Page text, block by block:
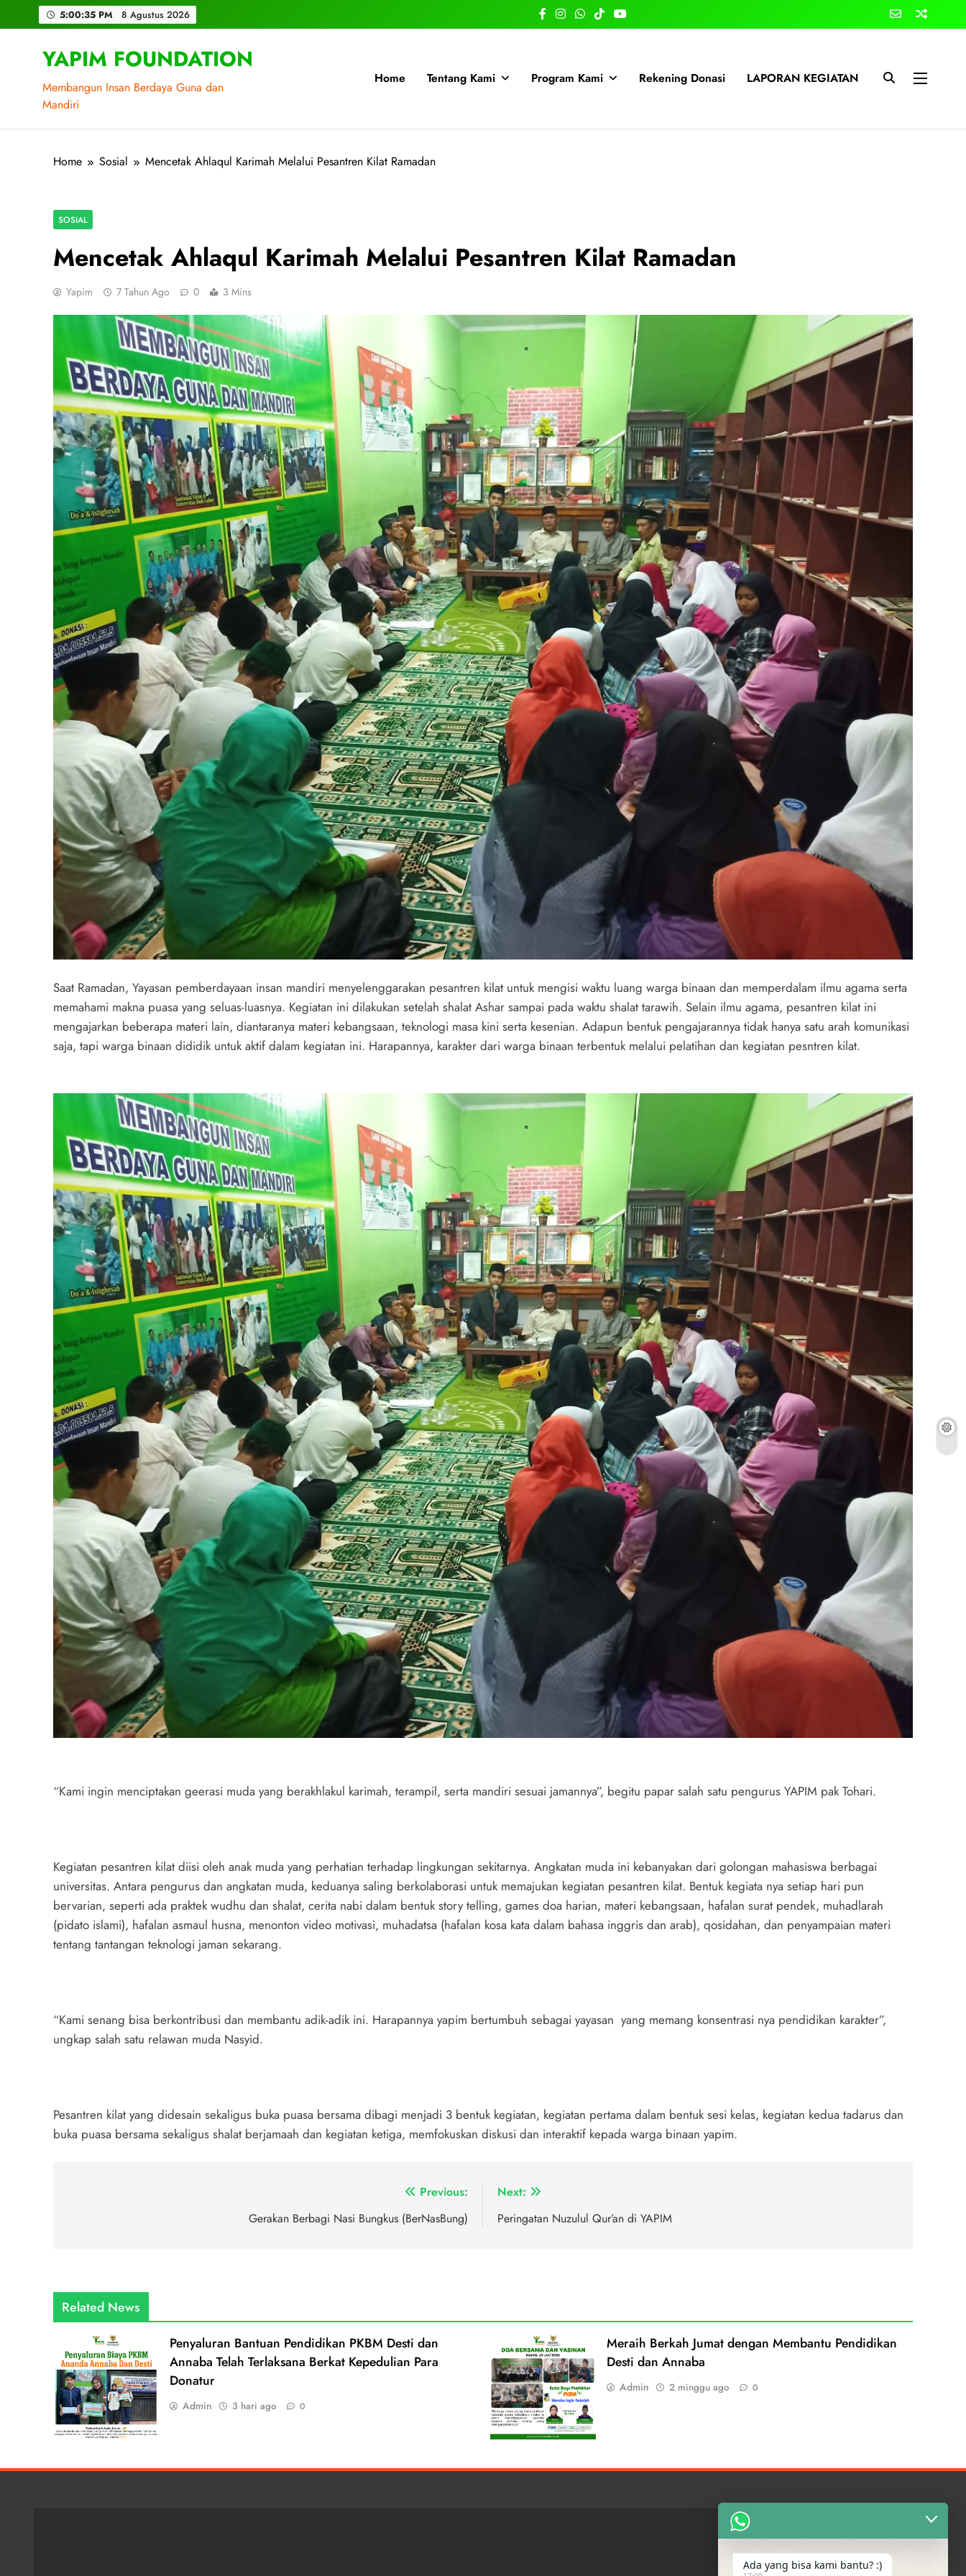
to
5:00:37 PM 8 Agustus 2026
YAPIM FOUNDATION
Membangun Insan Berdaya Guna dan
Mandiri
Home Tentang Kami Program Kami Rekening Donasi LAPORAN KEGIATAN
Home Sosial Mencetak Ahlaqul Karimah Melalui Pesantren Kilat Ramadan
SOSIAL
Mencetak Ahlaqul Karimah Melalui Pesantren Kilat Ramadan
Yapim 7 Tahun Ago 0 3 Mins
Saat Ramadan, Yayasan pemberdayaan insan mandiri menyelenggarakan pesantren kilat untuk mengisi waktu luang warga binaan dan memperdalam ilmu agama serta
memahami makna puasa yang seluas-luasnya. Kegiatan ini dilakukan setelah shalat Ashar sampai pada waktu shalat tarawih. Selain ilmu agama, pesantren kilat ini
mengajarkan beberapa materi lain, diantaranya materi kebangsaan, teknologi masa kini serta kesenian. Adapun bentuk pengajarannya tidak hanya satu arah komunikasi
saja, tapi warga binaan dididik untuk aktif dalam kegiatan ini. Harapannya, karakter dari warga binaan terbentuk melalui pelatihan dan kegiatan pesntren kilat.
“Kami ingin menciptakan geerasi muda yang berakhlakul karimah, terampil, serta mandiri sesuai jamannya”, begitu papar salah satu pengurus YAPIM pak Tohari.
Kegiatan pesantren kilat diisi oleh anak muda yang perhatian terhadap lingkungan sekitarnya. Angkatan muda ini kebanyakan dari golongan mahasiswa berbagai
universitas. Antara pengurus dan angkatan muda, keduanya saling berkolaborasi untuk memajukan kegiatan pesantren kilat. Bentuk kegiata nya setiap hari pun
bervarian, seperti ada praktek wudhu dan shalat, cerita nabi dalam bentuk story telling, games doa harian, materi kebangsaan, hafalan surat pendek, muhadlarah
(pidato islami), hafalan asmaul husna, menonton video motivasi, muhadatsa (hafalan kosa kata dalam bahasa inggris dan arab), qosidahan, dan penyampaian materi
tentang tantangan teknologi jaman sekarang.
“Kami senang bisa berkontribusi dan membantu adik-adik ini. Harapannya yapim bertumbuh sebagai yayasan yang memang konsentrasi nya pendidikan karakter”,
ungkap salah satu relawan muda Nasyid.
Pesantren kilat yang didesain sekaligus buka puasa bersama dibagi menjadi 3 bentuk kegiatan, kegiatan pertama dalam bentuk sesi kelas, kegiatan kedua tadarus dan
buka puasa bersama sekaligus shalat berjamaah dan kegiatan ketiga, memfokuskan diskusi dan interaktif kepada warga binaan yapim.
Previous:
Gerakan Berbagi Nasi Bungkus (BerNasBung)
Next:
Peringatan Nuzulul Qur’an di YAPIM
Related News
Penyaluran Bantuan Pendidikan PKBM Desti dan
Annaba Telah Terlaksana Berkat Kepedulian Para
Donatur
Admin 3 hari ago 0
Meraih Berkah Jumat dengan Membantu Pendidikan
Desti dan Annaba
Admin 2 minggu ago 0
Ada yang bisa kami bantu? :)